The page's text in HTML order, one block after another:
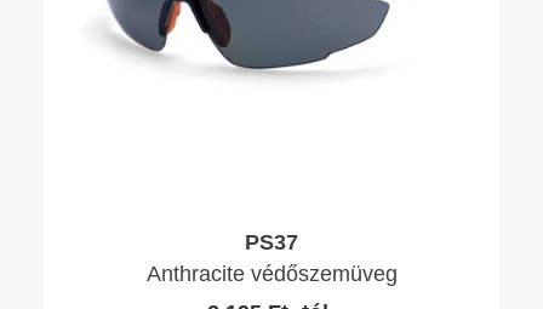
PS37
Anthracite védőszemüveg